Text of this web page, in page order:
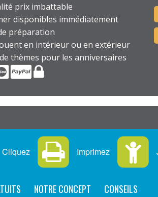
prix imbattable
disponibles immédiatement
préparation
en intérieur ou en extérieur
thèmes pour les anniversaires
Cliquez Imprimez
NOTRE CONCEPT CONSEILS